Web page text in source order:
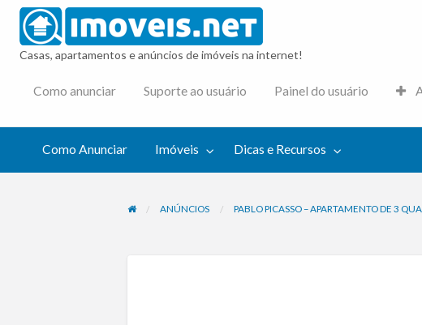
Casas, apartamentos e anúncios de imóveis na internet!
Como anunciar Suporte ao usuário Painel do usuário
Como Anunciar Imóveis Dicas e Recursos
ANÚNCIOS PABLO PICASSO – APARTAMENTO DE 3